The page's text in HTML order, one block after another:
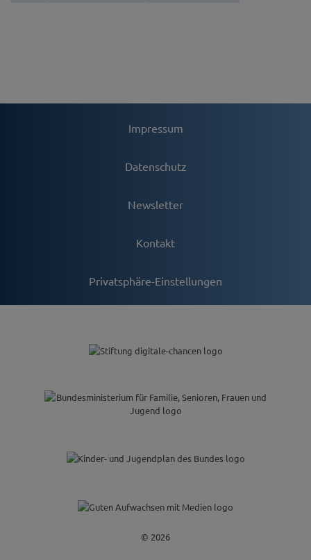
Impressum
Datenschutz
Newsletter
Kontakt
Privatsphäre-Einstellungen
© 2026